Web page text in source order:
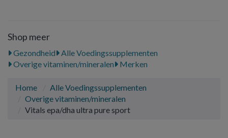
Shop meer
Gezondheid
Alle Voedingssupplementen
Overige vitaminen/mineralen
Merken
Home
Alle Voedingssupplementen
Overige vitaminen/mineralen
Vitals epa/dha ultra pure sport